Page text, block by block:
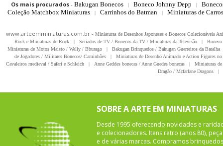
Os mais procurados- Bakugan Bonecos | Boneco Johnny Depp |
Coleção Matchbox Miniaturas
| Carrinhos do Batman | Miniaturas de
www.arteemminiaturas.com.br - Miniaturas de Desenhos Japoneses e Bonecos Colecionáveis
Rock e Miniaturas de Rock
| Seriados de TV / Bonecos da TV / Miniaturas da Televisão |
Miniaturas de Motos Maisto / Welly / Bburago
| Bakugan Brinquedos / Bakugan Guerreiros da Batalha
de Jogadores / Militares Bonecos/ Caminhões
|
Miniaturas de Desenho Animado e Action Figures
Cavaleiros medieval / Safari e Schleich
| Anne Geddes bonecas / Anne Guedes bonecas |
Miniaturas
Dragão / Mcfarlane Dragons
|
SOBRE A ARTE EM MINIATURAS
Desde 1995 oferecendo novidades e
e colecionadores. Itens retro (anos 80),
e de várias marcas. Compramos